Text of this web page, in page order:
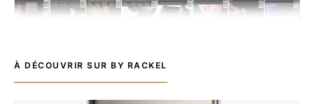
À DÉCOUVRIR SUR BY RACKEL